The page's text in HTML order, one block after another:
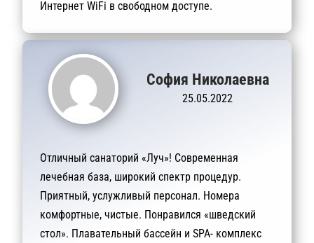
Интернет WiFi в свободном доступе.
София Николаевна
25.05.2022
Отличный санаторий «Луч»! Современная
лечебная база, широкий спектр процедур.
Приятный, услужливый персонал. Номера
комфортные, чистые. Понравился «шведский
стол». Плавательный бассейн и SPA- комплекс